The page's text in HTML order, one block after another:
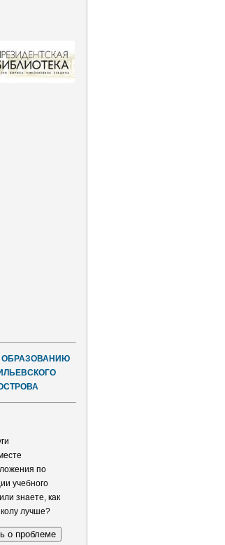
ОБРАЗОВАНИЮ
по
учебного
знаете, как
лучше?
о проблеме